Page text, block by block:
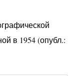
в 1954 (опубл.: